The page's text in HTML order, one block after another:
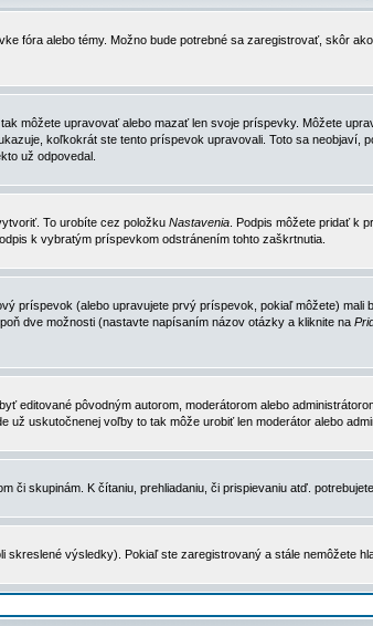
fóra alebo témy. Možno bude potrebné sa zaregistrovať, skôr
môžete upravovať alebo mazať len svoje príspevky. Môžete
koľkokrát ste tento príspevok upravovali. Toto sa
už odpovedal.
To urobíte cez položku Nastavenia . Podpis môžete pridať k
k vybratým príspevkom odstránením tohto zaškrtnutia.
príspevok (alebo upravujete prvý príspevok, pokiaľ môžete) mali
dve možnosti (nastavte napísaním názov otázky a kliknite na
editované pôvodným autorom, moderátorom alebo
už uskutočnenej voľby to tak môže urobiť len moderátor alebo
či skupinám. K čítaniu, prehliadaniu, či prispievaniu atď.
skreslené výsledky). Pokiaľ ste zaregistrovaný a stále nemôžete